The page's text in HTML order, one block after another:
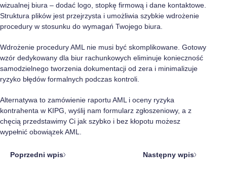
wizualnej biura – dodać logo, stopkę firmową i dane kontaktowe.
Struktura plików jest przejrzysta i umożliwia szybkie wdrożenie
procedury w stosunku do wymagań Twojego biura.
Wdrożenie procedury AML nie musi być skomplikowane. Gotowy
wzór dedykowany dla biur rachunkowych eliminuje konieczność
samodzielnego tworzenia dokumentacji od zera i minimalizuje
ryzyko błędów formalnych podczas kontroli.
Alternatywa to zamówienie raportu AML i oceny ryzyka
kontrahenta w KIPG , wyślij nam formularz zgłoszeniowy, a z
chęcią przedstawimy Ci jak szybko i bez kłopotu możesz
wypełnić obowiązek AML.
Poprzedni wpis Następny wpis